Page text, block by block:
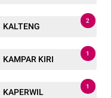
KALTENG
2
KAMPAR KIRI
1
KAPERWIL
1